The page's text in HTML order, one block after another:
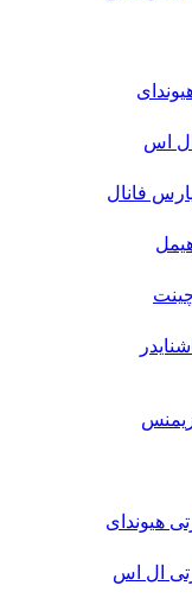
ال اس
فانال
زیمنس
هیوندای
ال اس